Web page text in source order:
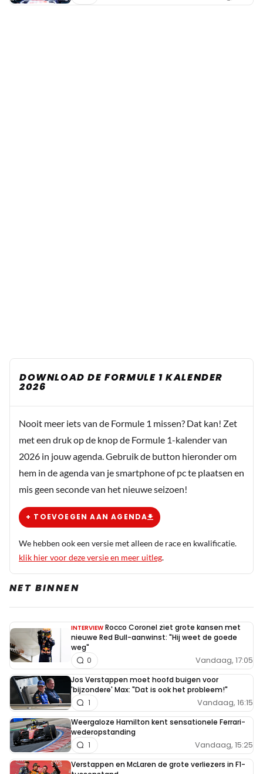
DOWNLOAD DE FORMULE 1 KALENDER
2026
Nooit meer iets van de Formule 1 missen? Dat kan! Zet
met een druk op de knop de Formule 1-kalender van
2026 in jouw agenda. Gebruik de button hieronder om
hem in de agenda van je smartphone of pc te plaatsen en
mis geen seconde van het nieuwe seizoen!
+ TOEVOEGEN AAN AGENDA
We hebben ook een versie met alleen de race en kwalificatie.
klik hier voor deze versie en meer uitleg.
NET BINNEN
INTERVIEW Rocco Coronel ziet grote kansen met
nieuwe Red Bull-aanwinst: "Hij weet de goede
weg"
Vandaag, 17:05
0
Jos Verstappen moet hoofd buigen voor
'bijzondere' Max: "Dat is ook het probleem!"
Vandaag, 16:15
1
Weergaloze Hamilton kent sensationele Ferrari-
wederopstanding
Vandaag, 15:25
1
Verstappen en McLaren de grote verliezers in F1-